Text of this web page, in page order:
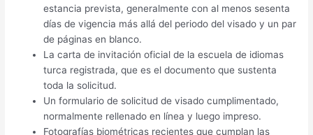
estancia prevista, generalmente con al menos sesenta
días de vigencia más allá del periodo del visado y un par
de páginas en blanco.
La carta de invitación oficial de la escuela de idiomas
turca registrada, que es el documento que sustenta
toda la solicitud.
Un formulario de solicitud de visado cumplimentado,
normalmente rellenado en línea y luego impreso.
Fotografías biométricas recientes que cumplan las